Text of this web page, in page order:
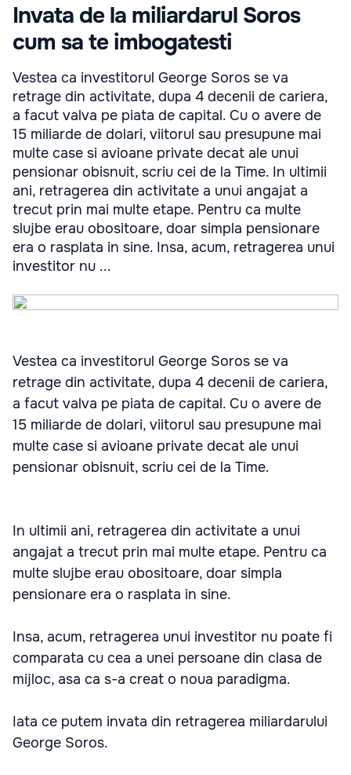
Invata de la miliardarul Soros
cum sa te imbogatesti
Vestea ca investitorul George Soros se va
retrage din activitate, dupa 4 decenii de cariera,
a facut valva pe piata de capital. Cu o avere de
15 miliarde de dolari, viitorul sau presupune mai
multe case si avioane private decat ale unui
pensionar obisnuit, scriu cei de la Time. In ultimii
ani, retragerea din activitate a unui angajat a
trecut prin mai multe etape. Pentru ca multe
slujbe erau obositoare, doar simpla pensionare
era o rasplata in sine. Insa, acum, retragerea unui
investitor nu ...
Vestea ca investitorul George Soros se va
retrage din activitate, dupa 4 decenii de cariera,
a facut valva pe piata de capital. Cu o avere de
15 miliarde de dolari, viitorul sau presupune mai
multe case si avioane private decat ale unui
pensionar obisnuit, scriu cei de la Time.
In ultimii ani, retragerea din activitate a unui
angajat a trecut prin mai multe etape. Pentru ca
multe slujbe erau obositoare, doar simpla
pensionare era o rasplata in sine.
Insa, acum, retragerea unui investitor nu poate fi
comparata cu cea a unei persoane din clasa de
mijloc, asa ca s-a creat o noua paradigma.
Iata ce putem invata din retragerea miliardarului
George Soros.